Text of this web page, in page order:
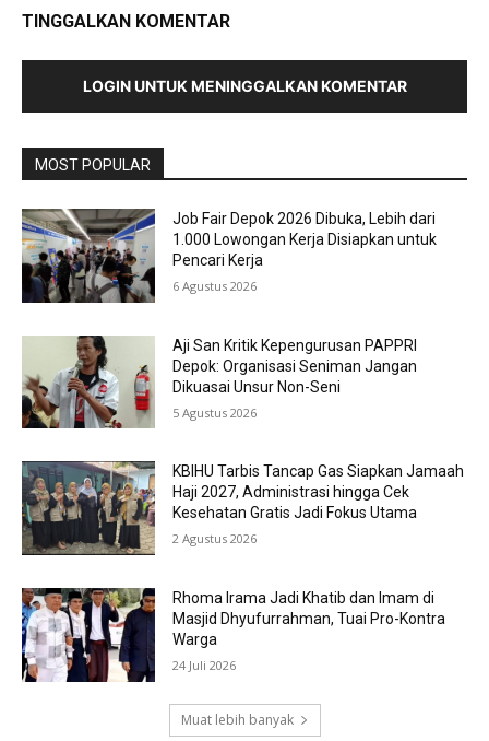
TINGGALKAN KOMENTAR
LOGIN UNTUK MENINGGALKAN KOMENTAR
MOST POPULAR
Job Fair Depok 2026 Dibuka, Lebih dari
1.000 Lowongan Kerja Disiapkan untuk
Pencari Kerja
6 Agustus 2026
Aji San Kritik Kepengurusan PAPPRI
Depok: Organisasi Seniman Jangan
Dikuasai Unsur Non-Seni
5 Agustus 2026
KBIHU Tarbis Tancap Gas Siapkan Jamaah
Haji 2027, Administrasi hingga Cek
Kesehatan Gratis Jadi Fokus Utama
2 Agustus 2026
Rhoma Irama Jadi Khatib dan Imam di
Masjid Dhyufurrahman, Tuai Pro-Kontra
Warga
24 Juli 2026
Muat lebih banyak